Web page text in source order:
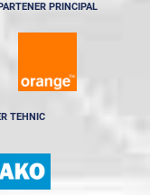
PARTENER PRINCIPAL
TEHNIC